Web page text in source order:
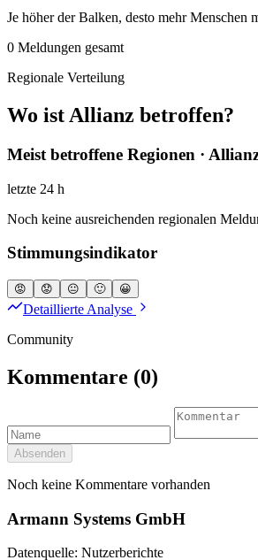
Je höher der Balken, desto mehr Menschen
0 Meldungen gesamt
Regionale Verteilung
Wo ist Allianz betroffen?
Meist betroffene Regionen ·
letzte 24 h
Noch keine ausreichenden regionalen
Stimmungsindikator
😡 😟 😐 🙂 😀
Detaillierte Analyse
Community
Kommentare (0)
Absenden
Noch keine Kommentare vorhanden
Armann Systems GmbH
Datenquelle: Nutzerberichte